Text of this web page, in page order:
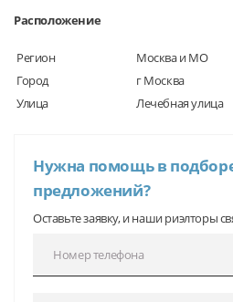
Расположение
Регион
Москва и МО
Город
г Москва
Улица
Лечебная улица
Нужна помощь в
предложений?
Оставьте заявку, и наши риэлторы